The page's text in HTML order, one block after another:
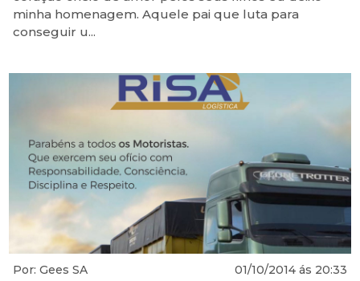
minha homenagem. Aquele pai que luta para
conseguir u...
Por: Gees SA 01/10/2014 ás 20:33